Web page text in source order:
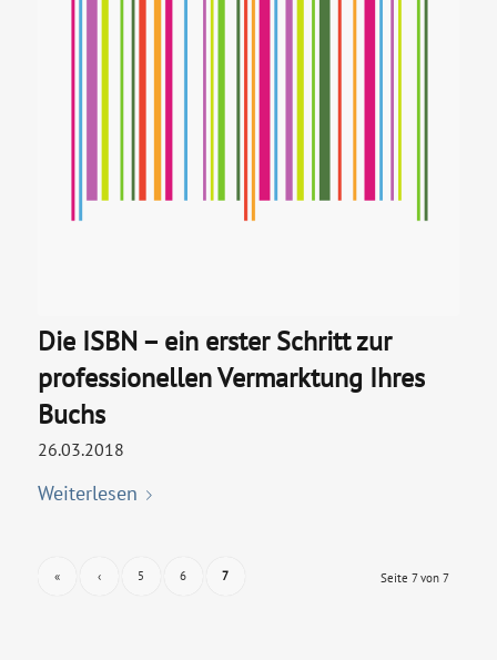
Die ISBN – ein erster Schritt zur
professionellen Vermarktung Ihres
Buchs
26.03.2018
Weiterlesen
Seite 7 von 7
« ‹ 5 6 7